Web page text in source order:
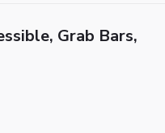
Grab Bars,